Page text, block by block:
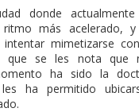
donde
más acelerado,
intentar mimetizarse
que se les nota que
ha sido la
ha permitido